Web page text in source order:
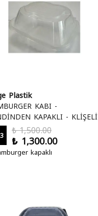
Plastik
KABI -
KAPAKLI - KLİŞELİ
₺ 1,500.00
₺ 1,300.00
kapaklı